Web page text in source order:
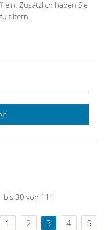
ein. Zusätzlich haben Sie
filtern.
bis 30 von 111
1 2 3 4
5